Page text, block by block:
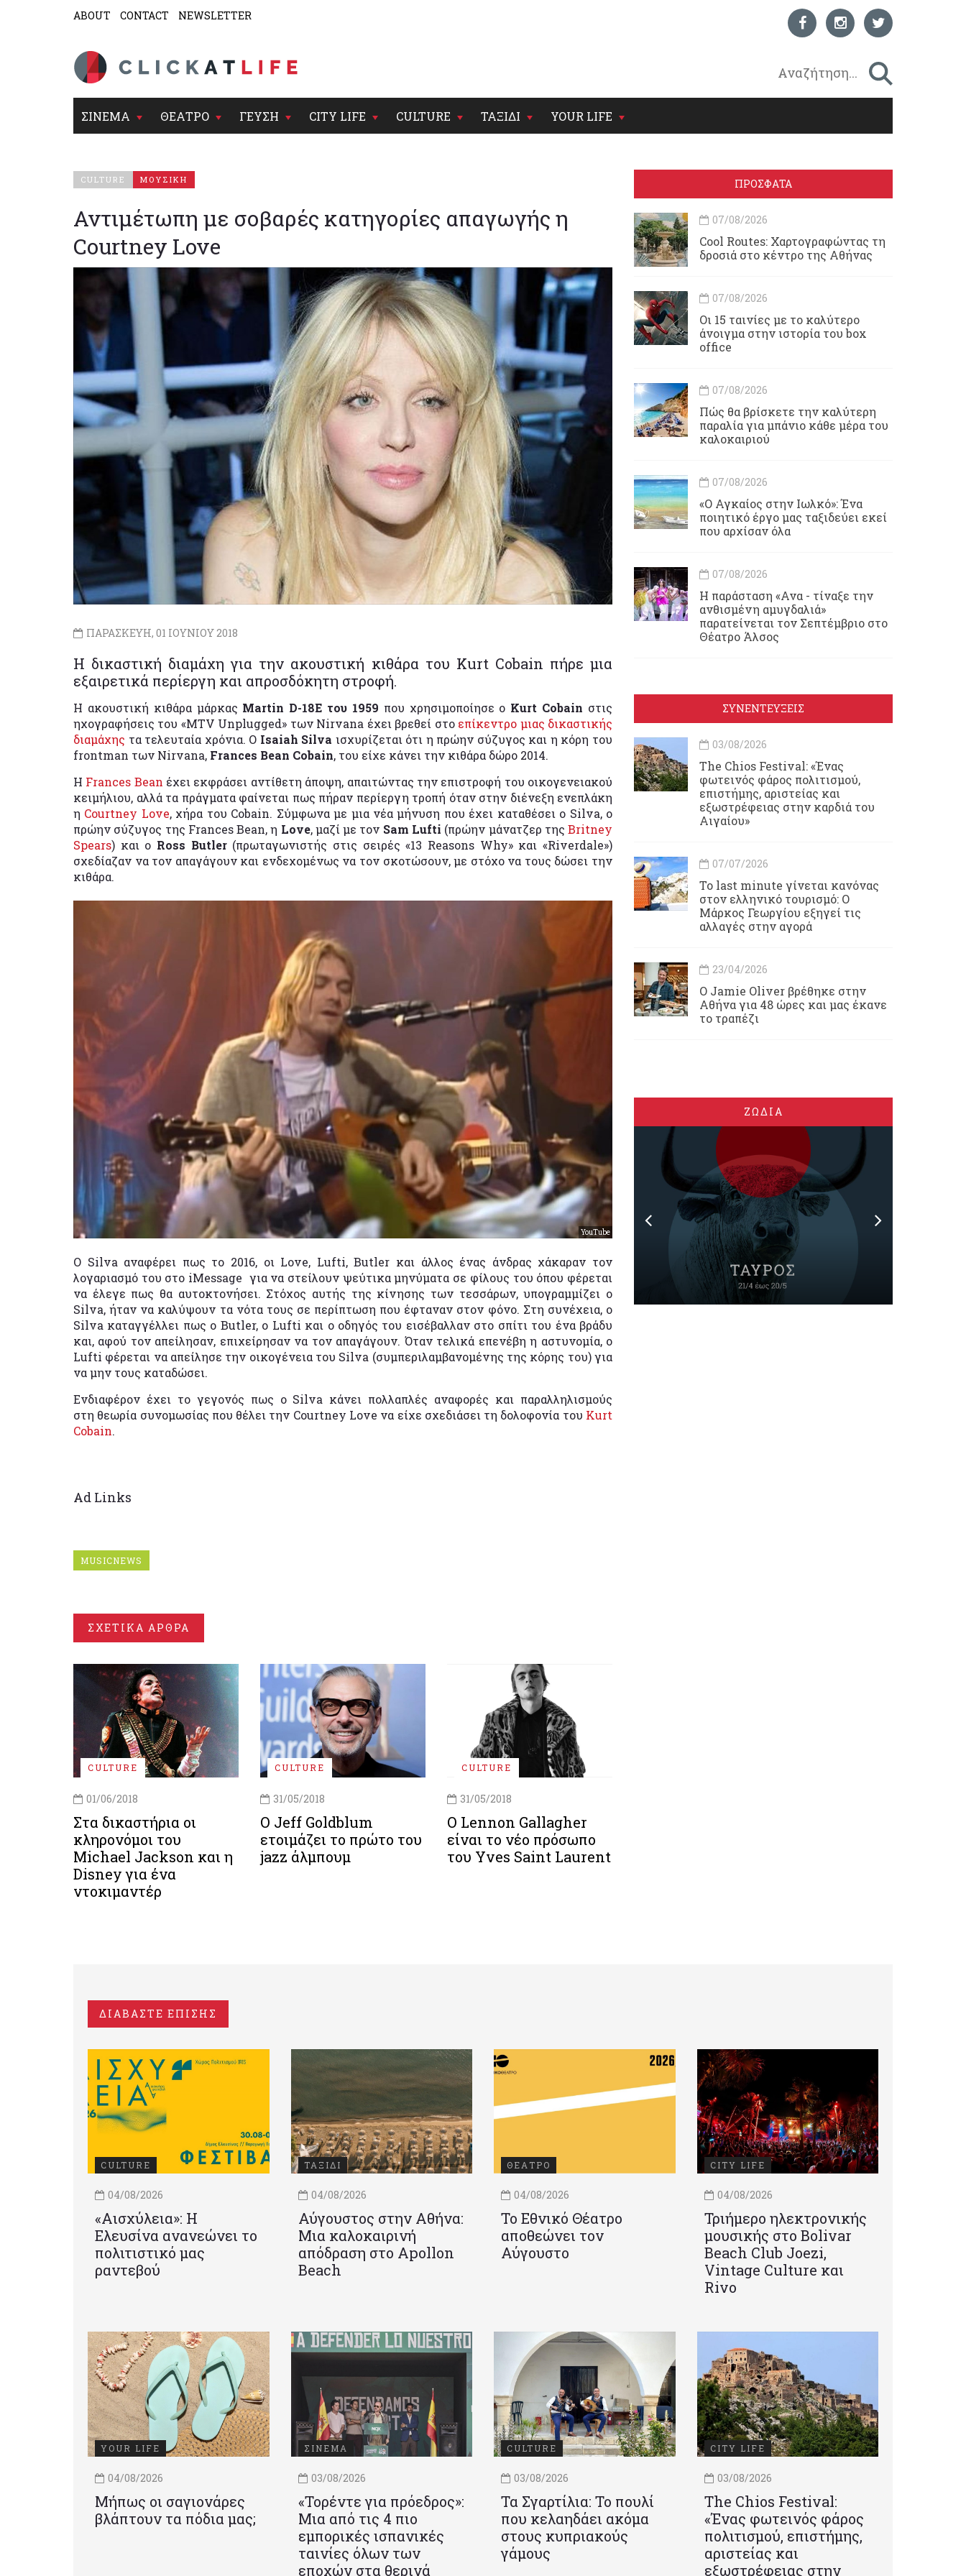
ABOUT CONTACT NEWSLETTER
ΣΙΝΕΜΑ ΘΕΑΤΡΟ ΓΕΥΣΗ CITY LIFE CULTURE ΤΑΞΙΔΙ YOUR LIFE
CULTURE ΜΟΥΣΙΚΗ
Αντιμέτωπη με σοβαρές κατηγορίες απαγωγής η
Courtney Love
ΠΑΡΑΣΚΕΥΗ, 01 ΙΟΥΝΙΟΥ 2018
Η δικαστική διαμάχη για την ακουστική κιθάρα του Kurt Cobain πήρε μια
εξαιρετικά περίεργη και απροσδόκητη στροφή.
Η ακουστική κιθάρα μάρκας Martin D-18E του 1959 που χρησιμοποίησε ο Kurt Cobain στις
ηχογραφήσεις του «MTV Unplugged» των Nirvana έχει βρεθεί στο επίκεντρο μιας δικαστικής
διαμάχης τα τελευταία χρόνια. Ο Isaiah Silva ισχυρίζεται ότι η πρώην σύζυγος και η κόρη του
frontman των Nirvana, Frances Bean Cobain, του είχε κάνει την κιθάρα δώρο 2014.
Η Frances Bean έχει εκφράσει αντίθετη άποψη, απαιτώντας την επιστροφή του οικογενειακού
κειμήλιου, αλλά τα πράγματα φαίνεται πως πήραν περίεργη τροπή όταν στην διένεξη ενεπλάκη
η Courtney Love, χήρα του Cobain. Σύμφωνα με μια νέα μήνυση που έχει καταθέσει ο Silva, ο
πρώην σύζυγος της Frances Bean, η Love, μαζί με τον Sam Lufti (πρώην μάνατζερ τηςBritney
Spears) και ο Ross Butler(πρωταγωνιστής στις σειρές «13 Reasons Why» και «Riverdale»)
σχεδίαζαν να τον απαγάγουν και ενδεχομένως να τον σκοτώσουν, με στόχο να τους δώσει την
κιθάρα.
YouTube
Ο Silva αναφέρει πως το 2016, οι Love, Lufti, Butler και άλλος ένας άνδρας χάκαραν τον
λογαριασμό του στο iMessage για να στείλουν ψεύτικα μηνύματα σε φίλους του όπου φέρεται
να έλεγε πως θα αυτοκτονήσει. Στόχος αυτής της κίνησης των τεσσάρων, υπογραμμίζει ο
Silva, ήταν να καλύψουν τα νότα τους σε περίπτωση που έφταναν στον φόνο. Στη συνέχεια, ο
Silva καταγγέλλει πως ο Butler, ο Lufti και ο οδηγός του εισέβαλλαν στο σπίτι του ένα βράδυ
και, αφού τον απείλησαν, επιχείρησαν να τον απαγάγουν. Όταν τελικά επενέβη η αστυνομία, ο
Lufti φέρεται να απείλησε την οικογένεια του Silva (συμπεριλαμβανομένης της κόρης του) για
να μην τους καταδώσει.
Ενδιαφέρον έχει το γεγονός πως ο Silva κάνει πολλαπλές αναφορές και παραλληλισμούς
στη θεωρία συνομωσίας που θέλει την Courtney Love να είχε σχεδιάσει τη δολοφονία του Kurt
Cobain.
Ad Links
MUSICNEWS
ΣΧΕΤΙΚΑ ΑΡΘΡΑ
CULTURE
01/06/2018
Στα δικαστήρια οι
κληρονόμοι του
Michael Jackson και η
Disney για ένα
ντοκιμαντέρ
CULTURE
31/05/2018
O Jeff Goldblum
ετοιμάζει το πρώτο του
jazz άλμπουμ
CULTURE
31/05/2018
Ο Lennon Gallagher
είναι το νέο πρόσωπο
του Yves Saint Laurent
ΠΡΟΣΦΑΤΑ
07/08/2026
Cool Routes: Χαρτογραφώντας τη
δροσιά στο κέντρο της Αθήνας
07/08/2026
Οι 15 ταινίες με το καλύτερο
άνοιγμα στην ιστορία του box
office
07/08/2026
Πώς θα βρίσκετε την καλύτερη
παραλία για μπάνιο κάθε μέρα του
καλοκαιριού
07/08/2026
«Ο Αγκαίος στην Ιωλκό»: Ένα
ποιητικό έργο μας ταξιδεύει εκεί
που αρχίσαν όλα
07/08/2026
Η παράσταση «Ανα - τίναξε την
ανθισμένη αμυγδαλιά»
παρατείνεται τον Σεπτέμβριο στο
Θέατρο Άλσος
ΣΥΝΕΝΤΕΥΞΕΙΣ
03/08/2026
Τhe Chios Festival: «Ένας
φωτεινός φάρος πολιτισμού,
επιστήμης, αριστείας και
εξωστρέφειας στην καρδιά του
Αιγαίου»
07/07/2026
Το last minute γίνεται κανόνας
στον ελληνικό τουρισμό: Ο
Μάρκος Γεωργίου εξηγεί τις
αλλαγές στην αγορά
23/04/2026
Ο Jamie Oliver βρέθηκε στην
Αθήνα για 48 ώρες και μας έκανε
το τραπέζι
ΖΩΔΙΑ
ΔΙΑΒΑΣΤΕ ΕΠΙΣΗΣ
CULTURE
04/08/2026
«Αισχύλεια»: Η
Ελευσίνα ανανεώνει το
πολιτιστικό μας
ραντεβού
ΤΑΞΙΔΙ
04/08/2026
Αύγουστος στην Αθήνα:
Μια καλοκαιρινή
απόδραση στο Apollon
Beach
ΘΕΑΤΡΟ
04/08/2026
Το Εθνικό Θέατρο
αποθεώνει τον
Αύγουστο
CITY LIFE
04/08/2026
Τριήμερο ηλεκτρονικής
μουσικής στο Bolivar
Beach Club Joezi,
Vintage Culture και
Rivo
YOUR LIFE
04/08/2026
Μήπως οι σαγιονάρες
βλάπτουν τα πόδια μας;
ΣΙΝΕΜΑ
03/08/2026
«Τορέντε για πρόεδρος»:
Mια από τις 4 πιο
εμπορικές ισπανικές
ταινίες όλων των
εποχών στα θερινά
CULTURE
03/08/2026
Τα Σγαρτίλια: Το πουλί
που κελαηδάει ακόμα
στους κυπριακούς
γάμους
CITY LIFE
03/08/2026
Τhe Chios Festival:
«Ένας φωτεινός φάρος
πολιτισμού, επιστήμης,
αριστείας και
εξωστρέφειας στην